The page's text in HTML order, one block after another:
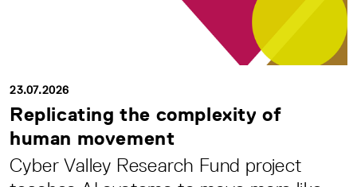
23.07.2026
Replicating the complexity of
human movement
Cyber Valley Research Fund project